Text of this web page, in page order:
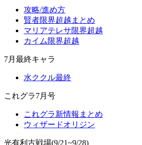
攻略/進め方
賢者限界超越まとめ
マリアテレサ限界超越
カイム限界超越
7月最終キャラ
水ククル最終
これグラ7月号
これグラ新情報まとめ
ウィザードオリジン
光有利古戦場(9/21~9/28)